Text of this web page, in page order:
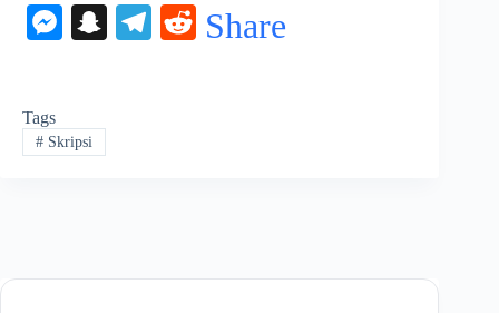
ce
bo
nt
er
hr op
M
ng
er
S
Te R
Share
Tags
#Skripsi